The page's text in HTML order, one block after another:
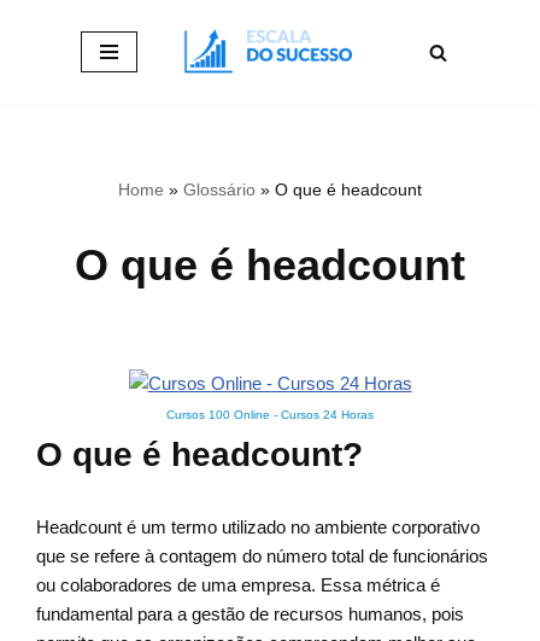
Home » Glossário » O que é headcount
O que é headcount
Cursos 100 Online - Cursos 24 Horas
O que é headcount?
Headcount é um termo utilizado no ambiente corporativo
que se refere à contagem do número total de funcionários
ou colaboradores de uma empresa. Essa métrica é
fundamental para a gestão de recursos humanos, pois